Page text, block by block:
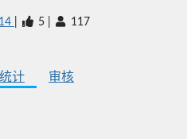
5 117
统计
审核